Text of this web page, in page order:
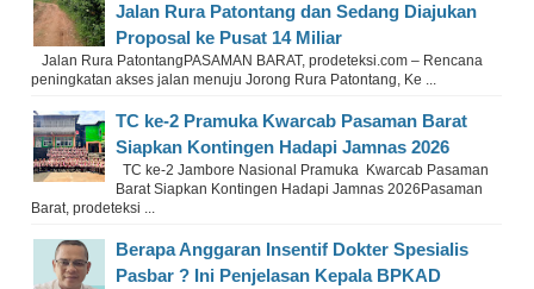
Jalan Rura Patontang dan Sedang Diajukan
Proposal ke Pusat 14 Miliar
Jalan Rura PatontangPASAMAN BARAT, prodeteksi.com – Rencana
peningkatan akses jalan menuju Jorong Rura Patontang, Ke ...
TC ke-2 Pramuka Kwarcab Pasaman Barat
Siapkan Kontingen Hadapi Jamnas 2026
TC ke-2 Jambore Nasional Pramuka Kwarcab Pasaman
Barat Siapkan Kontingen Hadapi Jamnas 2026Pasaman
Barat, prodeteksi ...
Berapa Anggaran Insentif Dokter Spesialis
Pasbar ? Ini Penjelasan Kepala BPKAD